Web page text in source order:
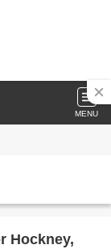
MENU
Hockney,